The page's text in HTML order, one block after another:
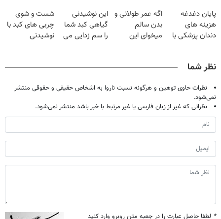
میلیون تومان!!!
پایان دغدغه
هزینه های
دندان پزشکی با
اگه عمر طولانی و
بدن سالم
میخوای این
این نوشیدنی
گیاهی کبد شما
را سم زدایی می
شست و شوی
چربی های کبد با
نوشیدنی
نظر شما
نظرات حاوی توهین و هرگونه نسبت ناروا به اشخاص حقیقی و حقوقی منتشر
نمی‌شود.
نظراتی که غیر از زبان فارسی یا غیر مرتبط با خبر باشد منتشر نمی‌شود.
* لطفا حاصل عبارت را در جعبه متن روبرو وارد کنید